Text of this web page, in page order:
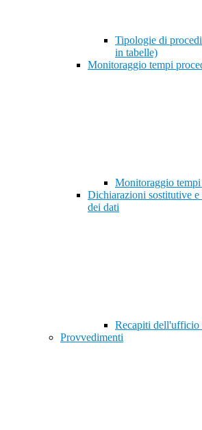
Tipologie di
in tabelle)
Monitoraggio tempi
Monitoraggio
Dichiarazioni sostitutive
dei dati
Recapiti dell'ufficio
Provvedimenti